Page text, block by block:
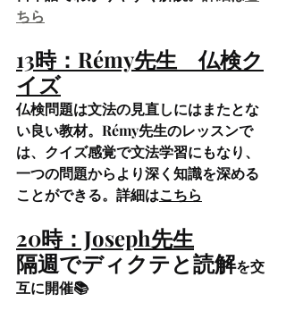
ちら
13時：Rémy先生 仏検ク
イズ
仏検問題は文法の見直しにはまたとな
い良い教材。Rémy先生のレッスンで
は、クイズ感覚で文法学習にもなり、
一つの問題からより深く知識を深める
ことができる。 詳細はこちら
20時：Joseph先生
隔週でディクテと読解を交
互に開催📚